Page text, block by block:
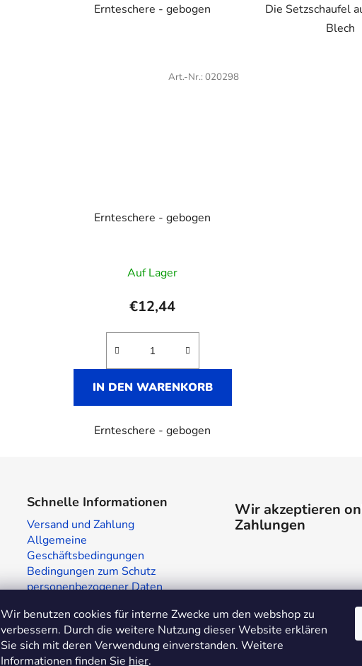
Wir benutzen cookies für interne Zwecke um den webshop zu
verbessern. Durch die weitere Nutzung dieser Website erklären
Sie sich mit deren Verwendung einverstanden. Weitere
Informationen finden Sie hier.
Ernteschere - gebogen
Die Setzschaufel
Blech
Ernteschere - gebogen
Auf Lager
€12,44
IN DEN WARENKORB
Ernteschere - gebogen
Art.-Nr.: 020298
Schnelle Informationen
Versand und Zahlung
Allgemeine
Geschäftsbedingungen
Bedingungen zum Schutz
personenbezogener Daten
Kontakte
Wir akzeptieren
Zahlungen